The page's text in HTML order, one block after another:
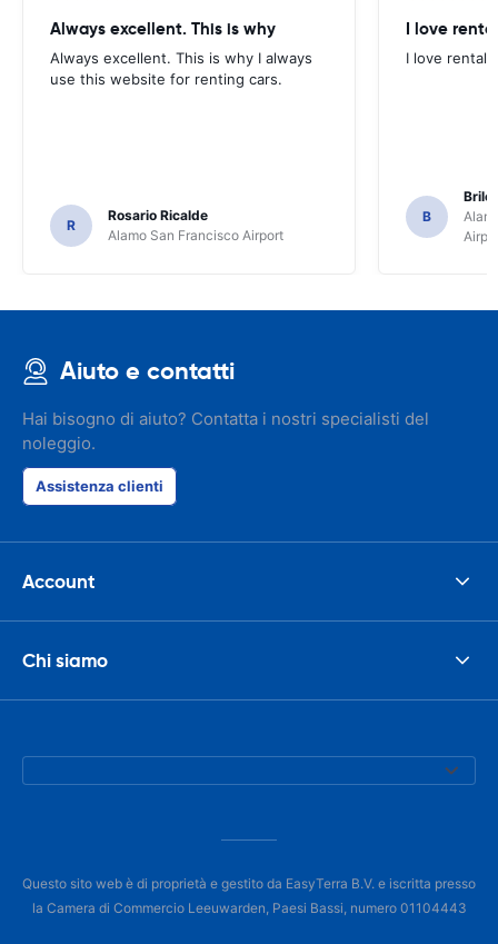
Always excellent. This is why
Always excellent. This is why I always
use this website for renting cars.
R
Rosario Ricalde
Alamo San Francisco Airport
I love
I love rental
B
Aiuto e contatti
Hai bisogno di aiuto? Contatta i nostri specialisti del
noleggio.
Assistenza clienti
Account
Chi siamo
Questo sito web è di proprietà e gestito da EasyTerra B.V. e iscritta presso
la Camera di Commercio Leeuwarden, Paesi Bassi, numero 01104443